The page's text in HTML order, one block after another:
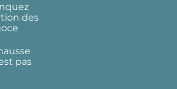
des
pas